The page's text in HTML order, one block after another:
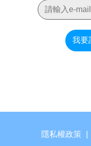
我要
隱私權政策